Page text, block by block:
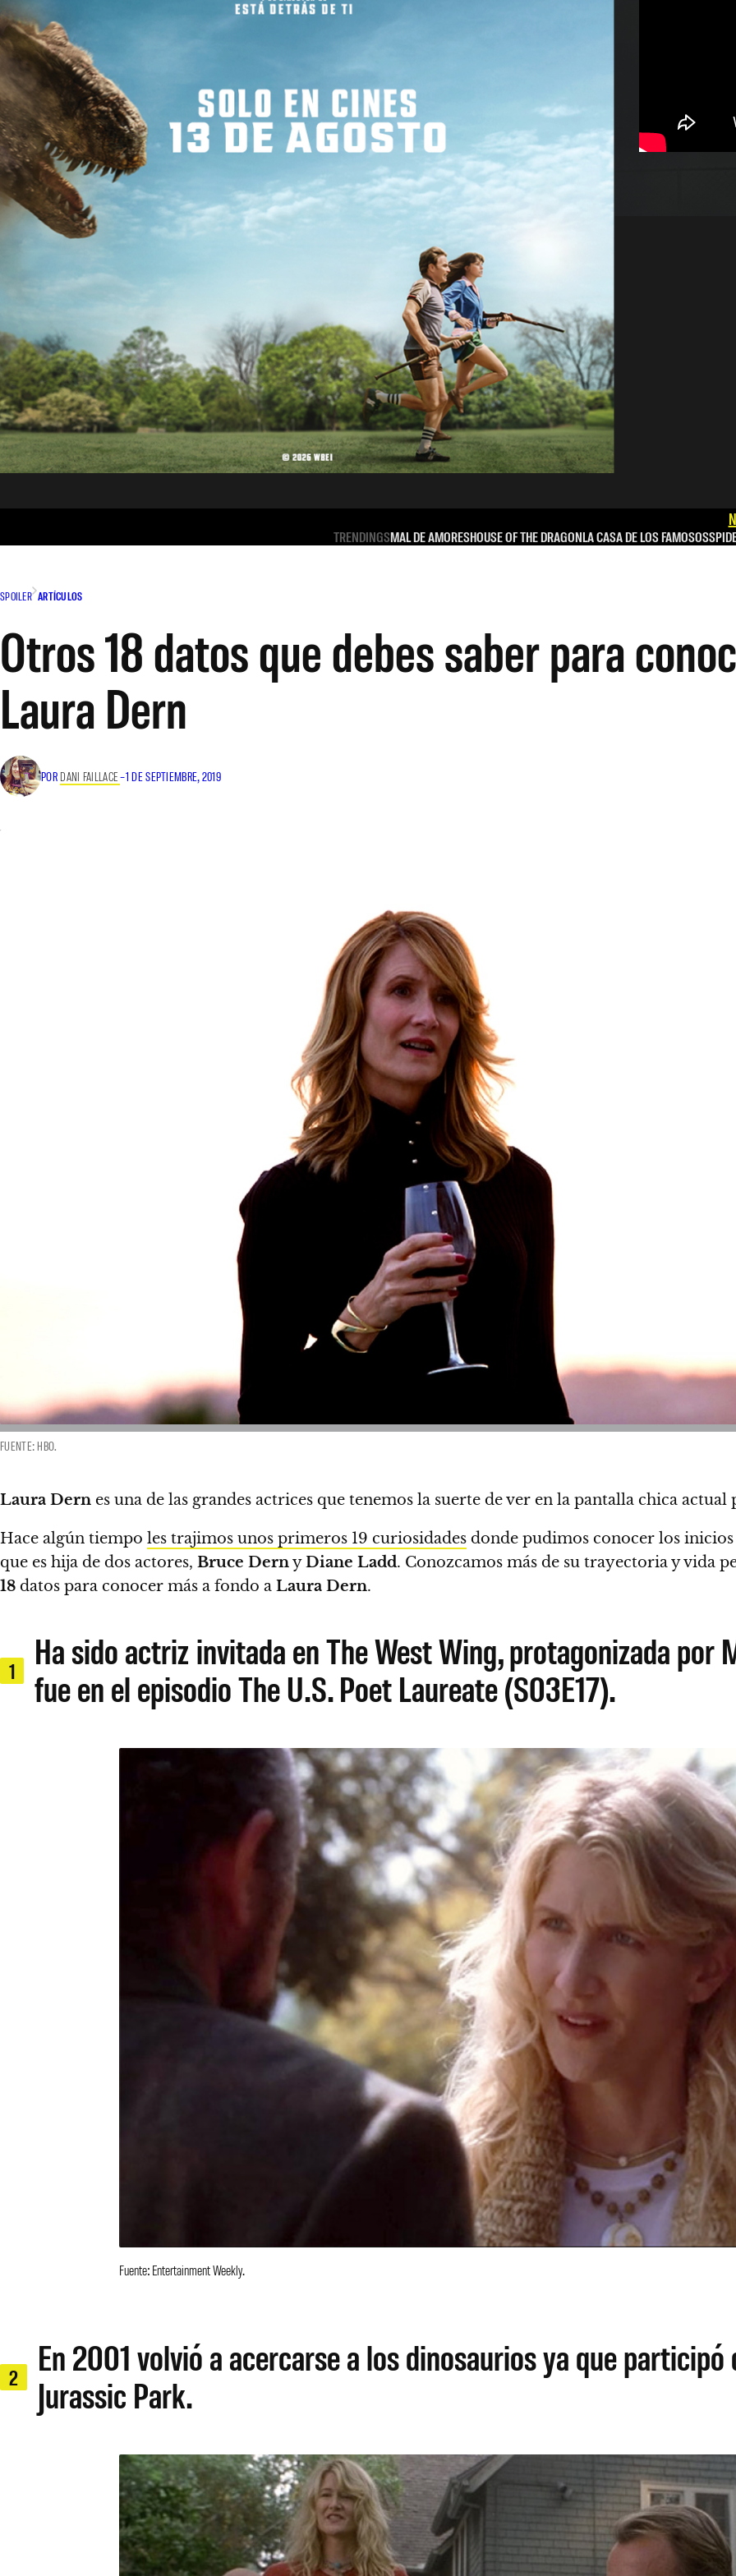
TRENDINGSMAL DE AMORESHOUSE OF THE DRAGONLA CASA DE LOS FAMOSOS
SPOILER ARTÍCULOS
Otros 18 datos que debes saber para
Laura Dern
POR DANI FAILLACE–1 DE SEPTIEMBRE, 2019
FUENTE: HBO.
Laura Dern es una de las grandes actrices que tenemos la suerte de ver en la pantalla chica actual
Hace algún tiempo les trajimos unos primeros 19 curiosidades donde pudimos conocer los
que es hija de dos actores, Bruce DernyDiane Ladd. Conozcamos más de su trayectoria y vida
18 datos para conocer más a fondo a Laura Dern.
1
Ha sido actriz invitada en The West Wing, protagonizada por
fue en el episodio The U.S. Poet Laureate (S03E17).
Fuente: Entertainment Weekly.
2
En 2001 volvió a acercarse a los dinosaurios ya que
Jurassic Park.